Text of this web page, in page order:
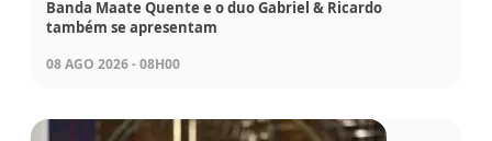
Banda Maate Quente e o duo Gabriel & Ricardo
também se apresentam
08 AGO 2026 - 08H00